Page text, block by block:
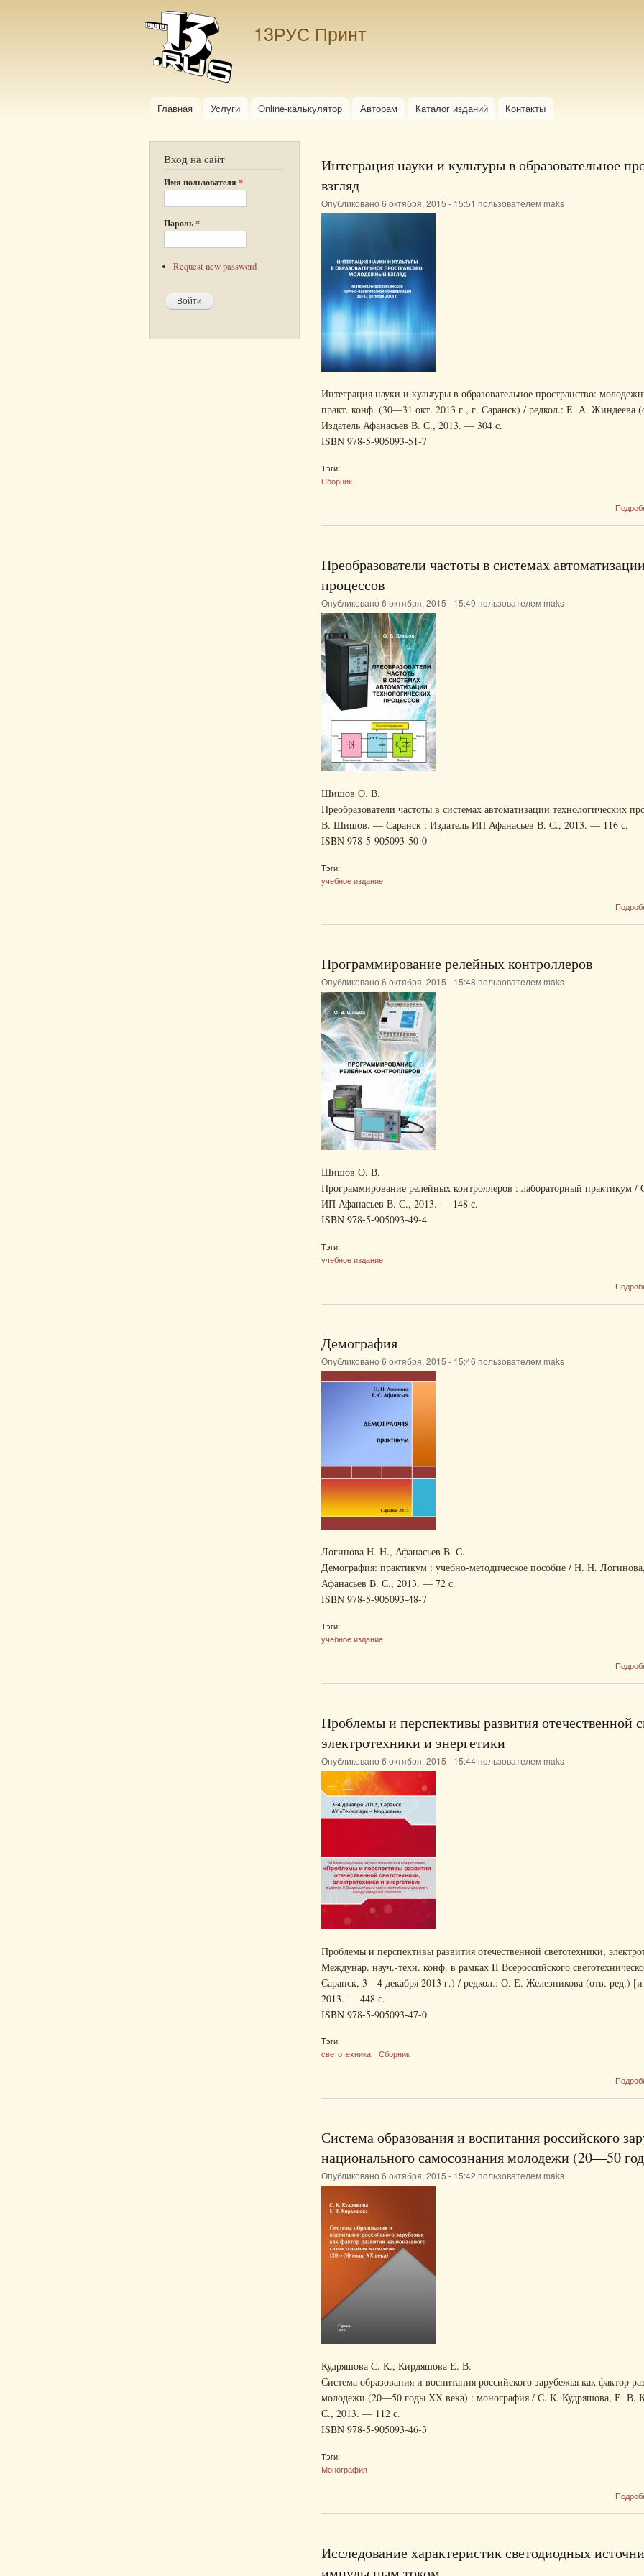
13РУС Принт
Главное меню
Главная Услуги Online-калькулятор Авторам Каталог изданий Контакты
Вход на сайт
Имя пользователя *
Пароль*
Request new password
Интеграция науки и культуры в образовательное
взгляд
Опубликовано 6 октября, 2015 - 15:51 пользователем maks
Интеграция науки и культуры в образовательное пространство:
практ. конф. (30—31 окт. 2013 г., г. Саранск) / редкол.: Е. А. Жиндеева
Издатель Афанасьев В. С., 2013. — 304 с.
ISBN 978-5-905093-51-7
Тэги:
Сборник
Преобразователи частоты в системах
процессов
Опубликовано 6 октября, 2015 - 15:49 пользователем maks
Шишов О. В.
Преобразователи частоты в системах автоматизации технологических
В. Шишов. — Саранск : Издатель ИП Афанасьев В. С., 2013. — 116 с.
ISBN 978-5-905093-50-0
Тэги:
учебное издание
Программирование релейных контроллеров
Опубликовано 6 октября, 2015 - 15:48 пользователем maks
Шишов О. В.
Программирование релейных контроллеров : лабораторный
ИП Афанасьев В. С., 2013. — 148 с.
ISBN 978-5-905093-49-4
Тэги:
учебное издание
Демография
Опубликовано 6 октября, 2015 - 15:46 пользователем maks
Логинова Н. Н., Афанасьев В. С.
Демография: практикум : учебно-методическое пособие / Н. Н.
Афанасьев В. С., 2013. — 72 с.
ISBN 978-5-905093-48-7
Тэги:
учебное издание
Проблемы и перспективы развития отечественной
электротехники и энергетики
Опубликовано 6 октября, 2015 - 15:44 пользователем maks
Проблемы и перспективы развития отечественной светотехники,
Междунар. науч.-техн. конф. в рамках II Всероссийского
Саранск, 3—4 декабря 2013 г.) / редкол.: О. Е. Железникова (отв. ред.)
2013. — 448 с.
ISBN 978-5-905093-47-0
Тэги:
светотехника
Сборник
Система образования и воспитания российского
национального самосознания молодежи (20—50
Опубликовано 6 октября, 2015 - 15:42 пользователем maks
Кудряшова С. К., Кирдяшова Е. В.
Система образования и воспитания российского зарубежья как фактор
молодежи (20—50 годы ХХ века) : монография / С. К. Кудряшова, Е. В.
С., 2013. — 112 с.
ISBN 978-5-905093-46-3
Тэги:
Монография
Исследование характеристик светодиодных